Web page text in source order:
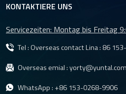
KONTAKTIERE UNS
Servicezeiten: Montag bis Freitag
Tel : Overseas contact Lina : 86
Overseas emial :yorty@yuntal.com
WhatsApp : +86 153-0268-9906